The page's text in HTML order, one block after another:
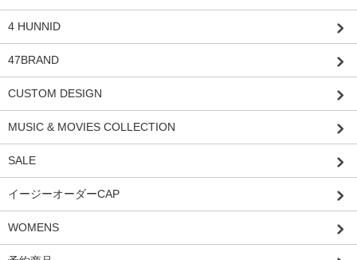
4 HUNNID
47BRAND
CUSTOM DESIGN
MUSIC & MOVIES COLLECTION
SALE
イージーオーダーCAP
WOMENS